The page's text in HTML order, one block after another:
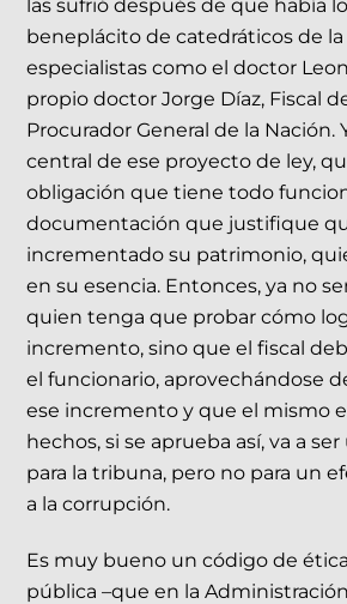
las sufrió después de que había
beneplácito de catedráticos de
especialistas como el doctor
propio doctor Jorge Díaz, Fiscal
Procurador General de la Nación.
central de ese proyecto de ley,
obligación que tiene todo
documentación que justifique
incrementado su patrimonio,
en su esencia. Entonces, ya no
quien tenga que probar cómo
incremento, sino que el fiscal
el funcionario, aprovechándose
ese incremento y que el mismo
hechos, si se aprueba así, va a
para la tribuna, pero no para un
a la corrupción.
Es muy bueno un código de
pública –que en la